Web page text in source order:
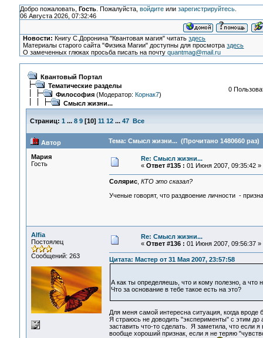
Добро пожаловать, Гость. Пожалуйста, войдитеили зарегистрируйтесь.
06 Августа 2026, 07:32:46
Новости: Книгу С.Доронина "Квантовая магия" читатьздесь
Материалы старого сайта "Физика Магии" доступны для просмотраздесь
О замеченных глюках просьба писать на почтуquantmag@mail.ru
Квантовый Портал
Тематические разделы
Философия(Модератор: Корнак7)
Смысл жизни...
0
Страниц: 1 ... 8 9[10] 11 12 ... 47 Все
Автор Тема: Смысл жизни... (Прочитано 1480660 раз)
Мария
Гость
Re: Смысл жизни...
« Ответ #135 : 01 Июня 2007, 09:35:42 »
Солярис, КТО это сказал?
Ученые говорят, что раздвоение личности -
Alfia
Постоялец
Сообщений: 263
Re: Смысл жизни...
« Ответ #136 : 01 Июня 2007, 09:56:37 »
Цитата: Мастер от 31 Мая 2007, 23:57:58
А как ты определяешь, что и кому полезно, а что
Что за основание в тебе такое есть на это?
Для меня самой интересна ситуация, когда
Я страюсь не доводить "эксперименты" с этим до
заставить что-то сделать. Я заметила, что если
вообще хороший признак, если я не теряю